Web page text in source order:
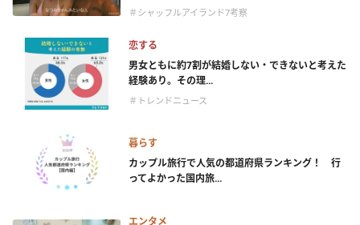
＃シャッフルアイランド7考察
恋する
男女ともに約7割が結婚しない・できないと考えた
経験あり。その理...
＃トレンドニュース
暮らす
カップル旅行で人気の都道府県ランキング！ 行
ってよかった国内旅...
エンタメ